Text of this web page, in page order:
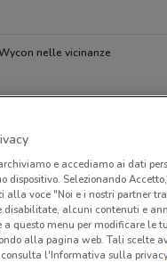
nelle vicinanze
e accediamo ai dati
dispositivo. Selezionando
alla voce "Noi e i nostri partner
disabilitate, alcuni contenuti e
questo menu per modificare le
alla pagina web. Tali scelte
l'Informativa sulla